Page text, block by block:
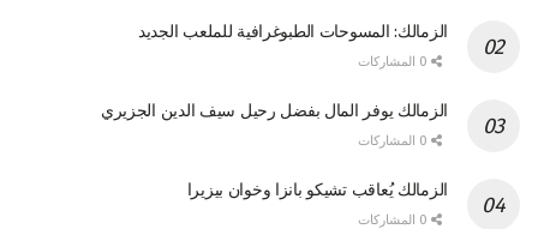
الزمالك: المسوحات الطبوغرافية للملعب الجديد
الزمالك يوفر المال بفضل رحيل سيف الدين الجزيري
الزمالك يُعاقب تشيكو بانزا وخوان بيزيرا